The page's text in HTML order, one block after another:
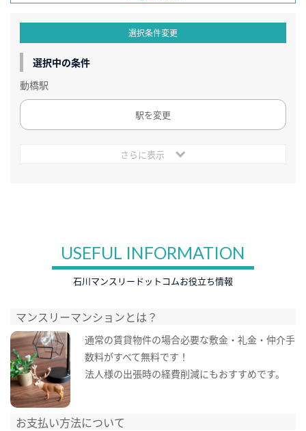
選択条件変更
選択中の条件
動橋駅
駅を変更
さらに表示
USEFUL INFORMATION
石川マンスリードットコムお役立ち情報
マンスリーマンションとは？
通常の賃貸物件の場合必要な敷金・礼金・仲介手
数料がすべて無料です！
法人様の出張時の経費削減にもおすすめです。
お支払い方法について